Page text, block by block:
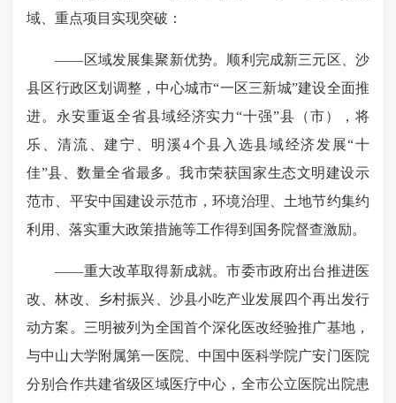
域、重点项目实现突破：
——区域发展集聚新优势。顺利完成新三元区、沙
县区行政区划调整，中心城市“一区三新城”建设全面推
进。永安重返全省县域经济实力“十强”县（市），将
乐、清流、建宁、明溪4个县入选县域经济发展“十
佳”县、数量全省最多。我市荣获国家生态文明建设示
范市、平安中国建设示范市，环境治理、土地节约集约
利用、落实重大政策措施等工作得到国务院督查激励。
——重大改革取得新成就。市委市政府出台推进医
改、林改、乡村振兴、沙县小吃产业发展四个再出发行
动方案。三明被列为全国首个深化医改经验推广基地，
与中山大学附属第一医院、中国中医科学院广安门医院
分别合作共建省级区域医疗中心，全市公立医院出院患